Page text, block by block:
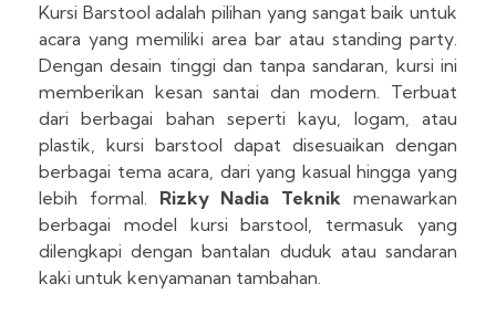
Kursi Barstool adalah pilihan yang sangat baik untuk
acara yang memiliki area bar atau standing party.
Dengan desain tinggi dan tanpa sandaran, kursi ini
memberikan kesan santai dan modern. Terbuat
dari berbagai bahan seperti kayu, logam, atau
plastik, kursi barstool dapat disesuaikan dengan
berbagai tema acara, dari yang kasual hingga yang
lebih formal. Rizky Nadia Teknik menawarkan
berbagai model kursi barstool, termasuk yang
dilengkapi dengan bantalan duduk atau sandaran
kaki untuk kenyamanan tambahan.